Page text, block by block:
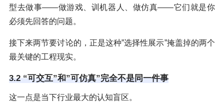
型去做事——做游戏、训机器人、做仿真——它们就是你
必须先回答的问题。
接下来两节要讨论的，正是这种”选择性展示”掩盖掉的两个
最关键的工程现实。
3.2 “可交互”和”可仿真”完全不是同一件事
这一点是当下行业最大的认知盲区。